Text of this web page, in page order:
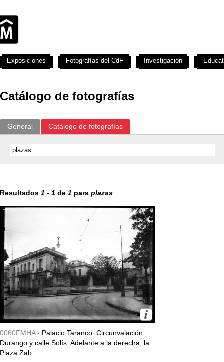
Catálogo de fotografías
General Catálogo de fotografías
Resultados 1 - 1 de 1 para plazas
0060FMHA - Palacio Taranco. Circunvalación
Durango y calle Solís. Adelante a la derecha, la
Plaza Zab...
Exposiciones Fotografías del CdF Investigación